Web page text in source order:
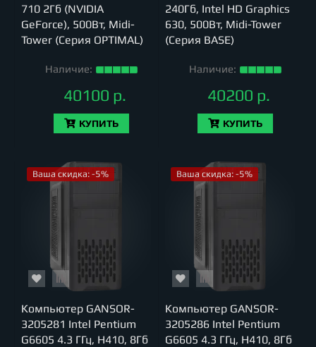
710 2Гб (NVIDIA
GeForce), 500Вт, Midi-
Tower (Серия OPTIMAL)
Наличие:
40100 р.
КУПИТЬ
240Гб, Intel HD Graphics
630, 500Вт, Midi-Tower
(Серия BASE)
Наличие:
40200 р.
КУПИТЬ
Ваша скидка: -5%
Компьютер GANSOR-
3205281 Intel Pentium
G6605 4.3 ГГц, H410, 8Гб
Ваша скидка: -5%
Компьютер GANSOR-
3205286 Intel Pentium
G6605 4.3 ГГц, H410, 8Гб